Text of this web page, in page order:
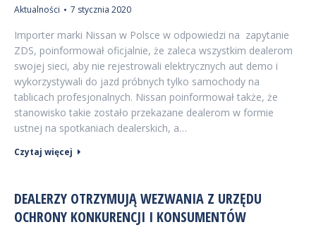
Aktualności 7 stycznia 2020
Importer marki Nissan w Polsce w odpowiedzi na zapytanie
ZDS, poinformował oficjalnie, że zaleca wszystkim dealerom
swojej sieci, aby nie rejestrowali elektrycznych aut demo i
wykorzystywali do jazd próbnych tylko samochody na
tablicach profesjonalnych. Nissan poinformował także, że
stanowisko takie zostało przekazane dealerom w formie
ustnej na spotkaniach dealerskich, a…
Czytaj więcej
DEALERZY OTRZYMUJĄ WEZWANIA Z URZĘDU
OCHRONY KONKURENCJI I KONSUMENTÓW